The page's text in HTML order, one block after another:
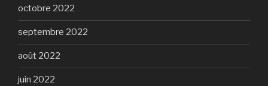
octobre 2022
septembre 2022
août 2022
juin 2022